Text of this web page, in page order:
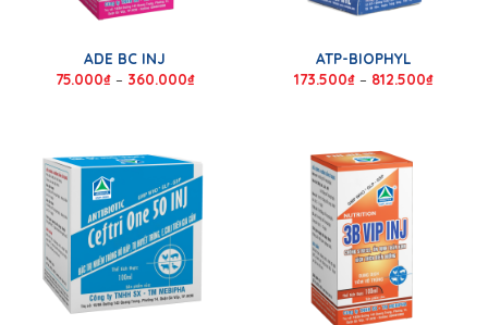
ADE BC INJ
75.000₫– 360.000₫
ATP-BIOPHYL
173.500₫– 812.500₫